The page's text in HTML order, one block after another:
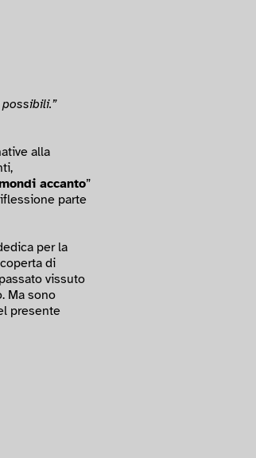
alla
accanto”
parte
per la
di
vissuto
Ma sono
presente